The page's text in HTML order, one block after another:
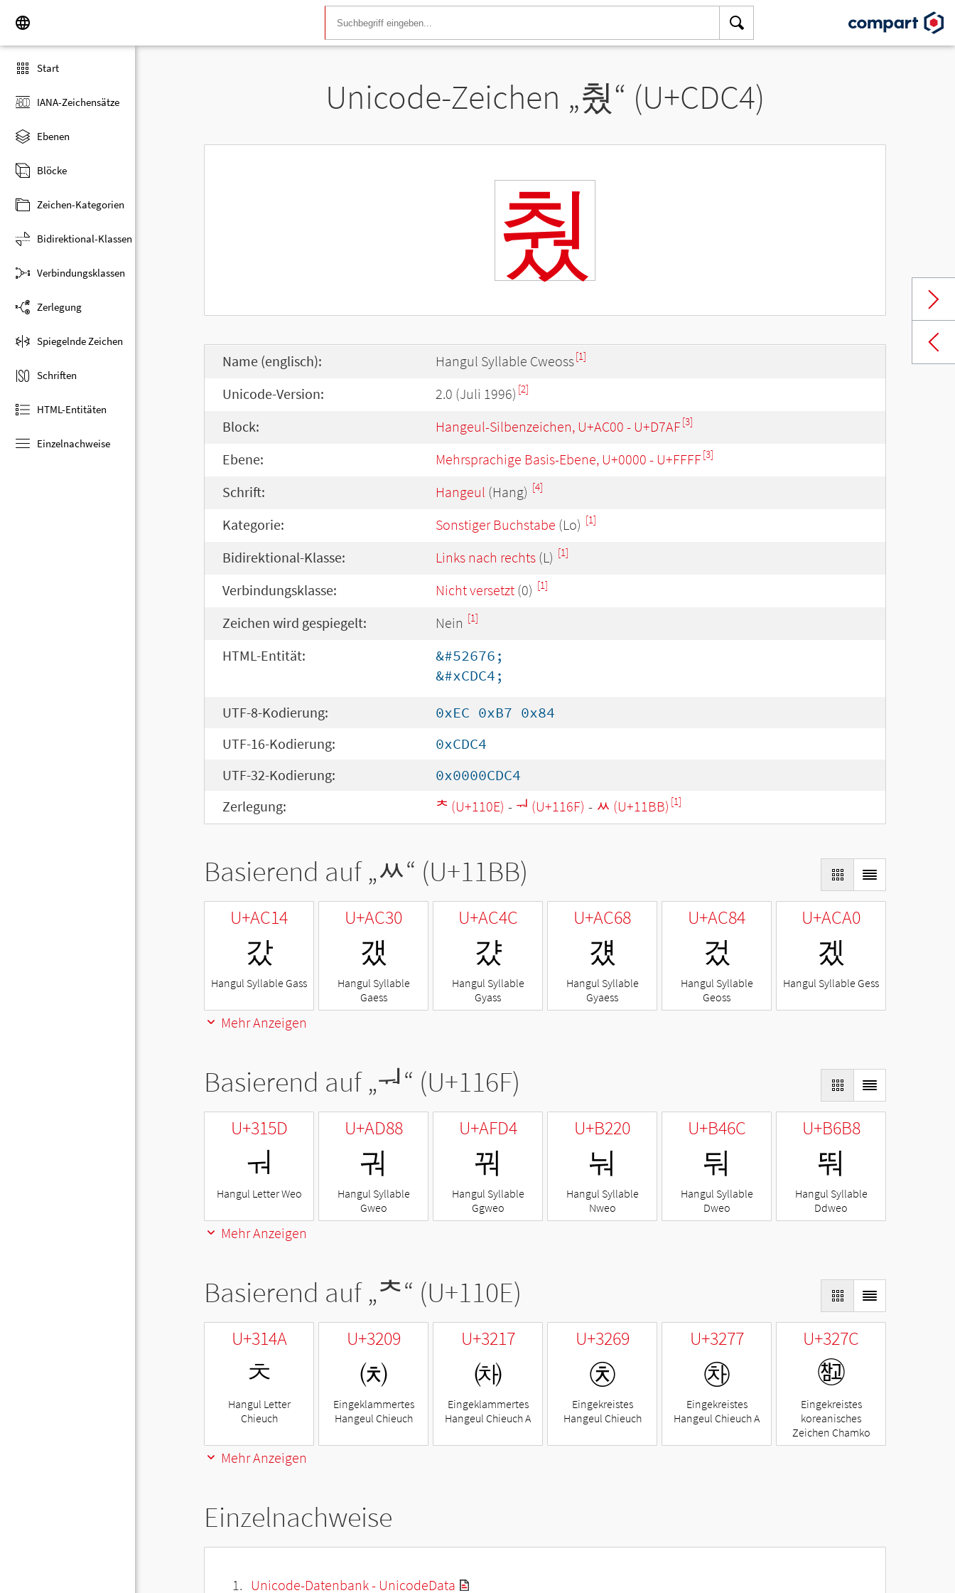
Start
IANA-Zeichensätze
Ebenen
Blöcke
Zeichen-Kategorien
Bidirektional-Klassen
Verbindungsklassen
Zerlegung
Spiegelnde Zeichen
Schriften
HTML-Entitäten
Einzelnachweise
Unicode-Zeichen „췄“ (U+CDC4)
췄
Name (englisch): Hangul Syllable Cweoss[1]
Unicode-Version: 2.0 (Juli 1996) [2]
Block: Hangeul-Silbenzeichen, U+AC00 - U+D7AF[3]
Ebene: Mehrsprachige Basis-Ebene, U+0000 - U+FFFF[3]
Schrift: Hangeul (Hang) [4]
Kategorie: Sonstiger Buchstabe (Lo) [1]
Bidirektional-Klasse: Links nach rechts (L) [1]
Verbindungsklasse: Nicht versetzt (0) [1]
Zeichen wird gespiegelt: Nein [1]
HTML-Entität:
&#52676;
&#xCDC4;
UTF-8-Kodierung:
0xEC 0xB7 0x84
UTF-16-Kodierung:
0xCDC4
UTF-32-Kodierung:
0x0000CDC4
Zerlegung:
ᄎ (U+110E) - ᅯ (U+116F) - ᆻ (U+11BB) [1]
Basierend auf „ᆻ“ (U+11BB)
U+AC14
갔
Hangul Syllable Gass
U+AC30
갰
Hangul Syllable
Gaess
U+AC4C
걌
Hangul Syllable
Gyass
U+AC68
걨
Hangul Syllable
Gyaess
U+AC84
겄
Hangul Syllable
Geoss
U+ACA0
겠
Hangul Syllable Gess
Mehr Anzeigen
Basierend auf „ᅯ“ (U+116F)
U+315D
ㅝ
Hangul Letter Weo
U+AD88
궈
Hangul Syllable
Gweo
U+AFD4
꿔
Hangul Syllable
Ggweo
U+B220
눠
Hangul Syllable
Nweo
U+B46C
둬
Hangul Syllable
Dweo
U+B6B8
뚸
Hangul Syllable
Ddweo
Mehr Anzeigen
Basierend auf „ᄎ“ (U+110E)
U+314A
ㅊ
Hangul Letter
Chieuch
U+3209
㈉
Eingeklammertes
Hangeul Chieuch
U+3217
㈗
Eingeklammertes
Hangeul Chieuch A
U+3269
㉩
Eingekreistes
Hangeul Chieuch
U+3277
㉷
Eingekreistes
Hangeul Chieuch A
U+327C
㉼
Eingekreistes
koreanisches
Zeichen Chamko
Mehr Anzeigen
Einzelnachweise
Unicode-Datenbank - UnicodeData